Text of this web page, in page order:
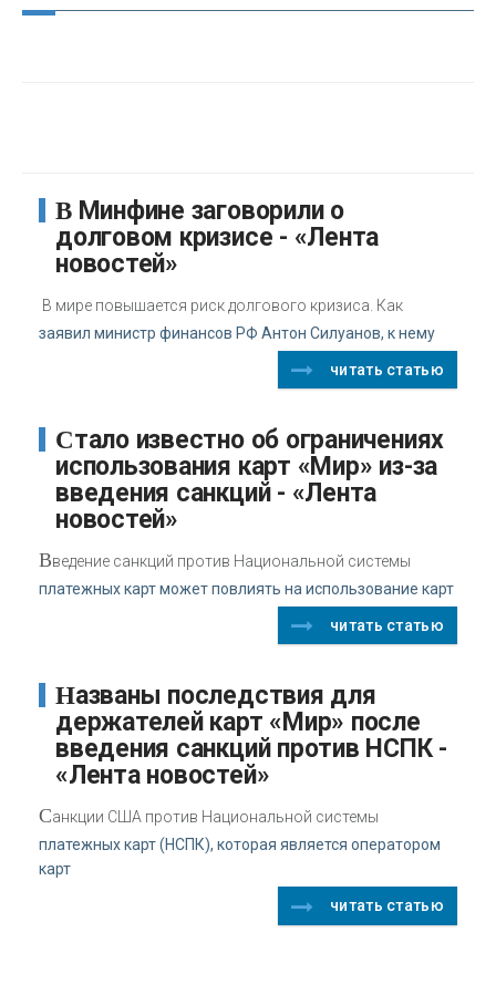
В Минфине заговорили о
долговом кризисе - «Лента
новостей»
В мире повышается риск долгового кризиса. Как
заявил министр финансов РФ Антон Силуанов, к нему
читать статью
Стало известно об ограничениях
использования карт «Мир» из-за
введения санкций - «Лента
новостей»
Введение санкций против Национальной системы
платежных карт может повлиять на использование карт
читать статью
Названы последствия для
держателей карт «Мир» после
введения санкций против НСПК -
«Лента новостей»
Санкции США против Национальной системы
платежных карт (НСПК), которая является оператором
карт
читать статью